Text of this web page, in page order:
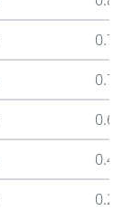
0.77
0.73
0.6
0.45
0.26